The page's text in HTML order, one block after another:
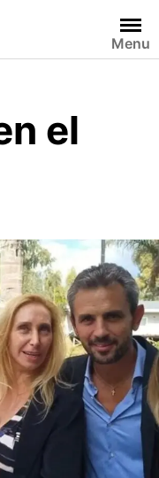
Menu
el